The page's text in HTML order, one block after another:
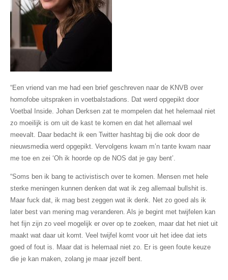
“Een vriend van me had een brief geschreven naar de KNVB over
homofobe uitspraken in voetbalstadions. Dat werd opgepikt door
Voetbal Inside. Johan Derksen zat te mompelen dat het helemaal niet
zo moeilijk is om uit de kast te komen en dat het allemaal wel
meevalt. Daar bedacht ik een Twitter hashtag bij die ook door de
nieuwsmedia werd opgepikt. Vervolgens kwam m’n tante kwam naar
me toe en zei ‘Oh ik hoorde op de NOS dat je gay bent’.
“Soms ben ik bang te activistisch over te komen. Mensen met hele
sterke meningen kunnen denken dat wat ik zeg allemaal bullshit is.
Maar fuck dat, ik mag best zeggen wat ik denk. Net zo goed als ik
later best van mening mag veranderen. Als je begint met twijfelen kan
het fijn zijn zo veel mogelijk er over op te zoeken, maar dat het niet uit
maakt wat daar uit komt. Veel twijfel komt voor uit het idee dat iets
goed of fout is. Maar dat is helemaal niet zo. Er is geen foute keuze
die je kan maken, zolang je maar jezelf bent.